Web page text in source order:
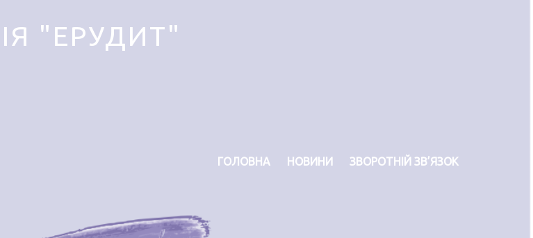
"ЕРУДИТ"
ГОЛОВНА НОВИНИ ЗВОРОТНІЙ ЗВ’ЯЗОК